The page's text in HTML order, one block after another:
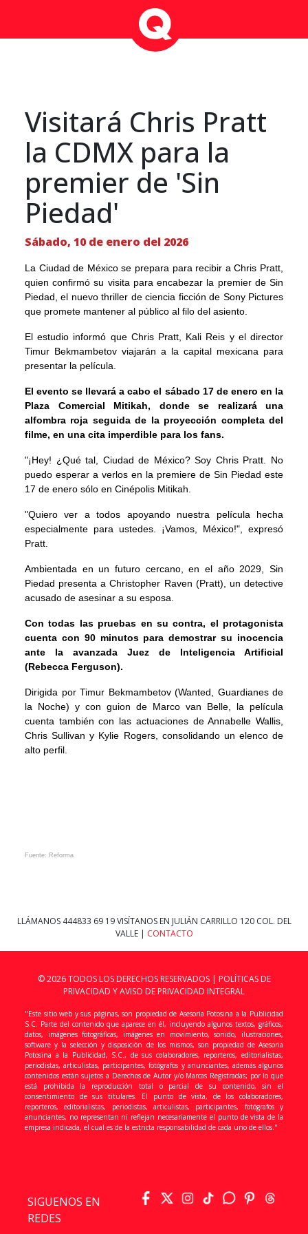
Visitará Chris Pratt
la CDMX para la
premier de 'Sin
Piedad'
Sábado, 10 de enero del 2026
La Ciudad de México se prepara para recibir a Chris Pratt,
quien confirmó su visita para encabezar la premier de Sin
Piedad, el nuevo thriller de ciencia ficción de Sony Pictures
que promete mantener al público al filo del asiento.
El estudio informó que Chris Pratt, Kali Reis y el director
Timur Bekmambetov viajarán a la capital mexicana para
presentar la película.
El evento se llevará a cabo el sábado 17 de enero en la
Plaza Comercial Mitikah, donde se realizará una
alfombra roja seguida de la proyección completa del
filme, en una cita imperdible para los fans.
"¡Hey! ¿Qué tal, Ciudad de México? Soy Chris Pratt. No
puedo esperar a verlos en la premiere de Sin Piedad este
17 de enero sólo en Cinépolis Mitikah.
"Quiero ver a todos apoyando nuestra película hecha
especialmente para ustedes. ¡Vamos, México!", expresó
Pratt.
Ambientada en un futuro cercano, en el año 2029, Sin
Piedad presenta a Christopher Raven (Pratt), un detective
acusado de asesinar a su esposa.
Con todas las pruebas en su contra, el protagonista
cuenta con 90 minutos para demostrar su inocencia
ante la avanzada Juez de Inteligencia Artificial
(Rebecca Ferguson).
Dirigida por Timur Bekmambetov (Wanted, Guardianes de
la Noche) y con guion de Marco van Belle, la película
cuenta también con las actuaciones de Annabelle Wallis,
Chris Sullivan y Kylie Rogers, consolidando un elenco de
alto perfil.
Fuente: Reforma
LLÁMANOS 444833 69 19VISÍTANOS EN JULIÁN CARRILLO 120 COL. DEL
VALLE | CONTACTO
© 2026 TODOS LOS DERECHOS RESERVADOS | POLÍTICAS DE
PRIVACIDAD Y AVISO DE PRIVACIDAD INTEGRAL
"Este sitio web y sus páginas, son propiedad de Asesoria Potosina a la Publicidad
S.C. Parte del contenido que aparece en él, incluyendo algunos textos, gráficos,
datos, imágenes fotográficas, imágenes en movimiento, sonido, ilustraciones,
software y la selección y disposición de los mismos, son propiedad de Asesoria
Potosina a la Publicidad, S.C., de sus colaboradores, reporteros, editorialistas,
periodistas, articulistas, participantes, fotógrafos y anunciantes, además algunos
contenidos están sujetos a Derechos de Autor y/o Marcas Registradas; por lo que
está prohibida la reproducción total o parcial de su contenido, sin el
consentimiento de sus titulares. El punto de vista, de los colaboradores,
reporteros, editorialistas, periodistas, articulistas, participantes, fotógrafos y
anunciantes, no representan ni reflejan necesariamente el punto de vista de la
empresa indicada, el cual es de la estricta responsabilidad de cada uno de ellos."
SIGUENOS EN
REDES